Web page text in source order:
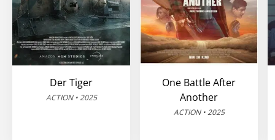
Der Tiger
ACTION • 2025
One Battle After
Another
ACTION • 2025